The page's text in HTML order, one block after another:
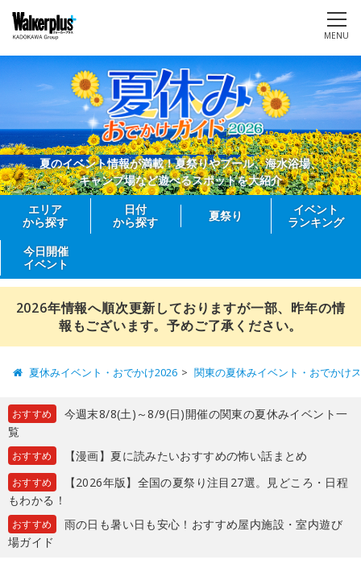
MENU
夏のイベント情報が満載！夏祭りやプール、海水浴場、
キャンプ場など遊べるスポットを大紹介
エリア
から探す
日付
から探す
夏祭り
イベント
ランキング
今日開催
イベント
2026年情報へ順次更新しておりますが一部、昨年の情
報もございます。予めご了承ください。
夏休みイベント・おでかけ2026 関東の夏休みイベント・おでかけ
おすすめ
今週末8/8(土)～8/9(日)開催の関東の夏休みイベント一
覧
おすすめ 【漫画】夏に読みたいおすすめの怖い話まとめ
おすすめ
【2026年版】全国の夏祭り注目27選。見どころ・日程
もわかる！
おすすめ
雨の日も暑い日も安心！おすすめ屋内施設・室内遊び
場ガイド